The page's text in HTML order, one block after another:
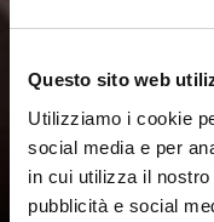
Questo sito web
Utilizziamo i cookie
social media e per
in cui utilizza il
pubblicità e social